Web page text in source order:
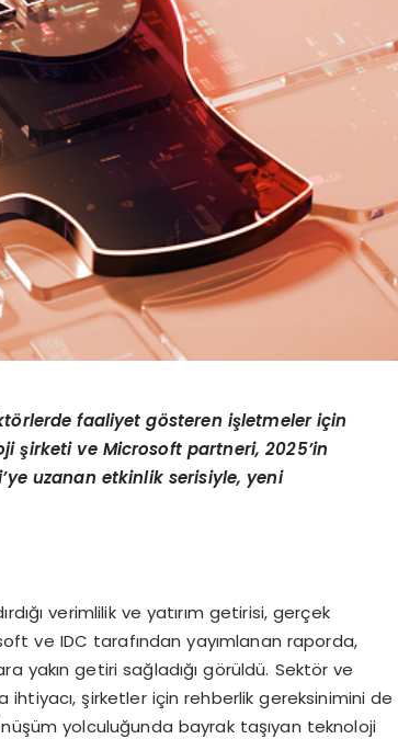
örlerde faaliyet gösteren işletmeler için
şirketi ve Microsoft partneri, 2025’in
uzanan etkinlik serisiyle, yeni
verimlilik ve yatırım getirisi, gerçek
ve IDC tarafından yayımlanan raporda,
yakın getiri sağladığı görüldü. Sektör ve
şirketler için rehberlik gereksinimini de
yolculuğunda bayrak taşıyan teknoloji